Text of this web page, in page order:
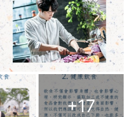
+17